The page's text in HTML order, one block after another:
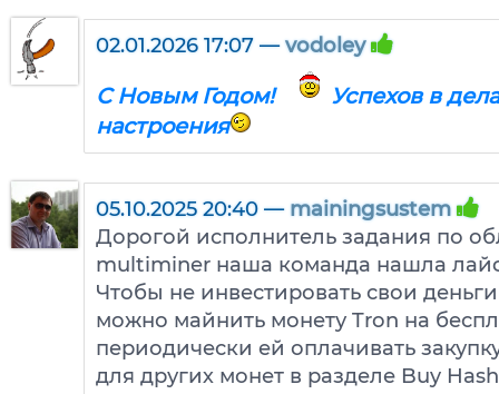
02.01.2026 17:07 —vodoley
С Новым Годом!
Успехов в
настроения
05.10.2025 20:40 — mainingsustem
Дорогой исполнитель задания по
multiminer наша команда нашла
Чтобы не инвестировать свои
можно майнить монету Tron на
периодически ей оплачивать
для других монет в разделе Buy